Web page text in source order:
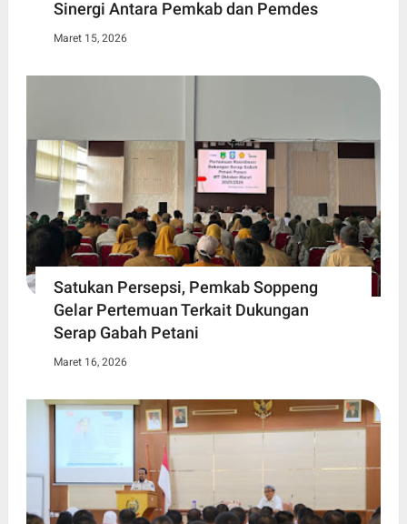
Sinergi Antara Pemkab dan Pemdes
Maret 15, 2026
Satukan Persepsi, Pemkab Soppeng
Gelar Pertemuan Terkait Dukungan
Serap Gabah Petani
Maret 16, 2026